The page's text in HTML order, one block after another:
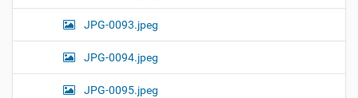
JPG-0093.jpeg
JPG-0094.jpeg
JPG-0095.jpeg